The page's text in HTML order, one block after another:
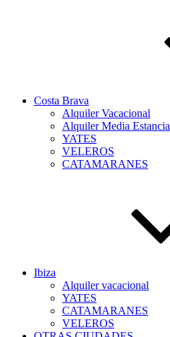
Costa Brava
Alquiler Vacacional
Alquiler Media Estancia
YATES
VELEROS
CATAMARANES
Ibiza
Alquiler vacacional
YATES
CATAMARANES
VELEROS